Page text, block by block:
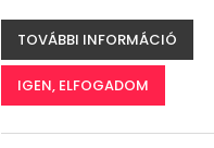
TOVÁBBI INFORMÁCIÓ
IGEN, ELFOGADOM